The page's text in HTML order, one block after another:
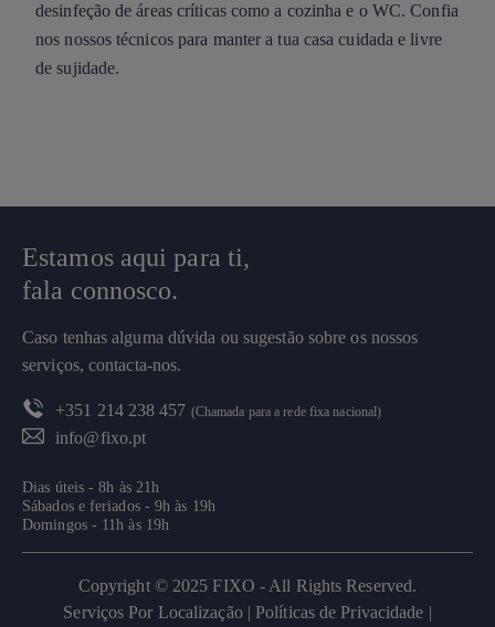
desinfeção de áreas críticas como a cozinha e o WC. Confia
nos nossos técnicos para manter a tua casa cuidada e livre
de sujidade.
Estamos aqui para ti,
fala connosco.
Caso tenhas alguma dúvida ou sugestão sobre os nossos
serviços, contacta-nos.
+351 214 238 457 (Chamada para a rede fixa nacional)
info@fixo.pt
Dias úteis - 8h às 21h
Sábados e feriados - 9h às 19h
Domingos - 11h às 19h
Copyright © 2025 FIXO - All Rights Reserved.
Serviços Por Localização | Políticas de Privacidade |